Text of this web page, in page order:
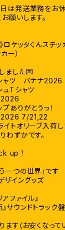
は発送業務をお
お願いします。
ロケッタくんステ
ー）
ました💌
ャツ バナナ2026
ュTシャツ
2026
プありがとうっ！
2026 7/21,22
イトオリーブ入荷
わずかです。
up !
一つの世界」です
イングッズ
ファイル』
サウンドトラック盤
ます(お安くなって